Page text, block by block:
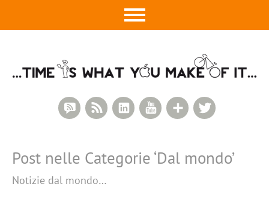
Google+
YouTube
LinkedIn
RSS Feed
RSS Comments
Post nelle Categorie ‘Dal mondo’
Notizie dal mondo…